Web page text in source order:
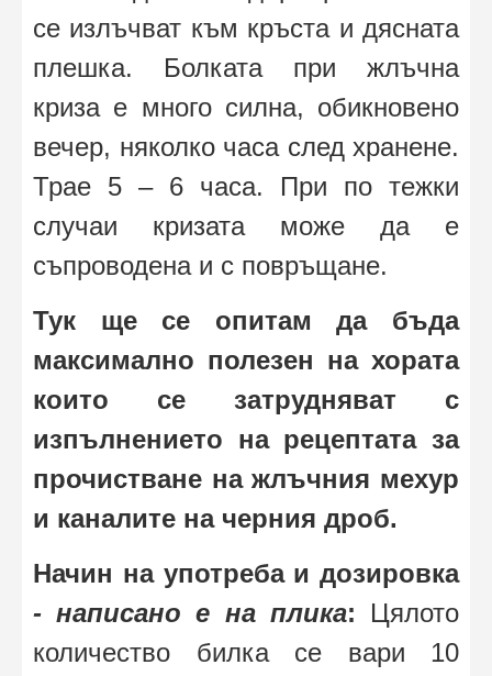
се излъчват към кръста и дясната
плешка. Болката при жлъчна
криза е много силна, обикновено
вечер, няколко часа след хранене.
Трае 5 – 6 часа. При по тежки
случаи кризата може да е
съпроводена и с повръщане.
Тук ще се опитам да бъда
максимално полезен на хората
които се затрудняват с
изпълнението на рецептата за
прочистване на жлъчния мехур
и каналите на черния дроб.
Начин на употреба и дозировка
- написано е на плика: Цялото
количество билка се вари 10